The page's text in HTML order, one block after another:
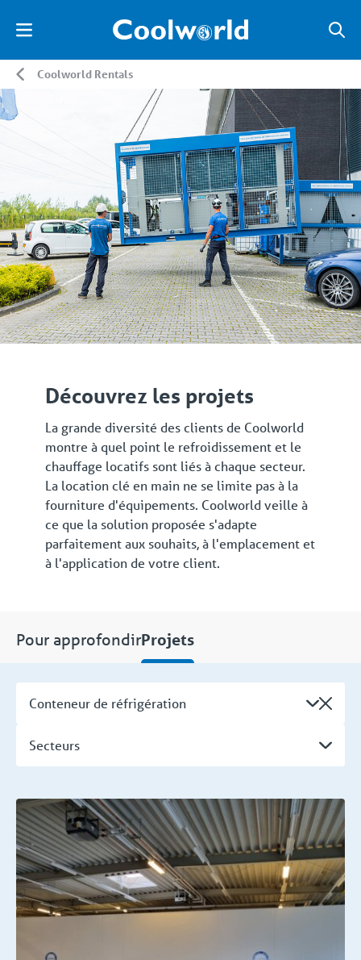
Coolworld Rentals
Découvrez les projets
La grande diversité des clients de Coolworld
montre à quel point le refroidissement et le
chauffage locatifs sont liés à chaque secteur.
La location clé en main ne se limite pas à la
fourniture d'équipements. Coolworld veille à
ce que la solution proposée s'adapte
parfaitement aux souhaits, à l'emplacement et
à l'application de votre client.
Pour approfondirProjets
Conteneur de réfrigération
Secteurs